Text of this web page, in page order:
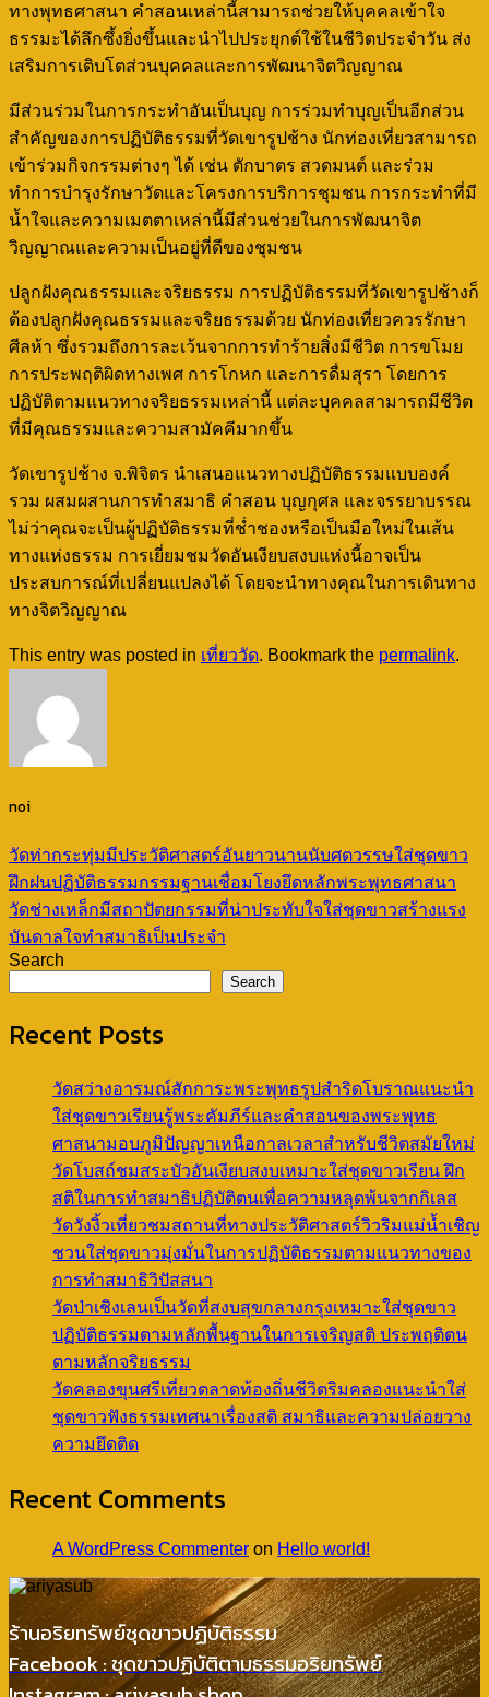
ทางพุทธศาสนา คำสอนเหล่านี้สามารถช่วยให้บุคคลเข้าใจ
ธรรมะได้ลึกซึ้งยิ่งขึ้นและนำไปประยุกต์ใช้ในชีวิตประจำวัน ส่ง
เสริมการเติบโตส่วนบุคคลและการพัฒนาจิตวิญญาณ
มีส่วนร่วมในการกระทำอันเป็นบุญ การร่วมทำบุญเป็นอีกส่วน
สำคัญของการปฏิบัติธรรมที่วัดเขารูปช้าง นักท่องเที่ยวสามารถ
เข้าร่วมกิจกรรมต่างๆ ได้ เช่น ตักบาตร สวดมนต์ และร่วม
ทำการบำรุงรักษาวัดและโครงการบริการชุมชน การกระทำที่มี
น้ำใจและความเมตตาเหล่านี้มีส่วนช่วยในการพัฒนาจิต
วิญญาณและความเป็นอยู่ที่ดีของชุมชน
ปลูกฝังคุณธรรมและจริยธรรม การปฏิบัติธรรมที่วัดเขารูปช้างก็
ต้องปลูกฝังคุณธรรมและจริยธรรมด้วย นักท่องเที่ยวควรรักษา
ศีลห้า ซึ่งรวมถึงการละเว้นจากการทำร้ายสิ่งมีชีวิต การขโมย
การประพฤติผิดทางเพศ การโกหก และการดื่มสุรา โดยการ
ปฏิบัติตามแนวทางจริยธรรมเหล่านี้ แต่ละบุคคลสามารถมีชีวิต
ที่มีคุณธรรมและความสามัคคีมากขึ้น
วัดเขารูปช้าง จ.พิจิตร นำเสนอแนวทางปฏิบัติธรรมแบบองค์
รวม ผสมผสานการทำสมาธิ คำสอน บุญกุศล และจรรยาบรรณ
ไม่ว่าคุณจะเป็นผู้ปฏิบัติธรรมที่ช่ำชองหรือเป็นมือใหม่ในเส้น
ทางแห่งธรรม การเยี่ยมชมวัดอันเงียบสงบแห่งนี้อาจเป็น
ประสบการณ์ที่เปลี่ยนแปลงได้ โดยจะนำทางคุณในการเดินทาง
ทางจิตวิญญาณ
This entry was posted in เที่ยววัด. Bookmark the permalink.
noi
วัดท่ากระทุ่มมีประวัติศาสตร์อันยาวนานนับศตวรรษใส่ชุดขาว
ฝึกฝนปฏิบัติธรรมกรรมฐานเชื่อมโยงยึดหลักพระพุทธศาสนา
วัดช่างเหล็กมีสถาปัตยกรรมที่น่าประทับใจใส่ชุดขาวสร้างแรง
บันดาลใจทำสมาธิเป็นประจำ
Search
Search
Recent Posts
วัดสว่างอารมณ์สักการะพระพุทธรูปสำริดโบราณแนะนำ
ใส่ชุดขาวเรียนรู้พระคัมภีร์และคำสอนของพระพุทธ
ศาสนามอบภูมิปัญญาเหนือกาลเวลาสำหรับชีวิตสมัยใหม่
วัดโบสถ์ชมสระบัวอันเงียบสงบเหมาะใส่ชุดขาวเรียน ฝึก
สติในการทำสมาธิปฏิบัติตนเพื่อความหลุดพ้นจากกิเลส
วัดวังงิ้วเที่ยวชมสถานที่ทางประวัติศาสตร์วิวริมแม่น้ำเชิญ
ชวนใส่ชุดขาวมุ่งมั่นในการปฏิบัติธรรมตามแนวทางของ
การทำสมาธิวิปัสสนา
วัดป่าเชิงเลนเป็นวัดที่สงบสุขกลางกรุงเหมาะใส่ชุดขาว
ปฏิบัติธรรมตามหลักพื้นฐานในการเจริญสติ ประพฤติตน
ตามหลักจริยธรรม
วัดคลองขุนศรีเที่ยวตลาดท้องถิ่นชีวิตริมคลองแนะนำใส่
ชุดขาวฟังธรรมเทศนาเรื่องสติ สมาธิและความปล่อยวาง
ความยึดติด
Recent Comments
A WordPress Commenter on Hello world!
ร้านอริยทรัพย์ชุดขาวปฏิบัติธรรม
Facebook : ชุดขาวปฏิบัติตามธรรมอริยทรัพย์